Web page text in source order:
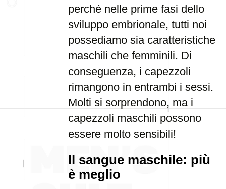
perché nelle prime fasi dello
sviluppo embrionale, tutti noi
possediamo sia caratteristiche
maschili che femminili. Di
conseguenza, i capezzoli
rimangono in entrambi i sessi.
Molti si sorprendono, ma i
capezzoli maschili possono
essere molto sensibili!
Il sangue maschile: più
è meglio